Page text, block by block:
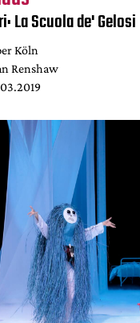
La Scuola de' Gelosi
Köln
Renshaw